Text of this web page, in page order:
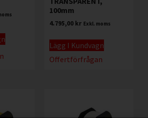
100mm
4.795,00 kr Exkl. moms
Lägg I Kundvagn
Offertförfrågan